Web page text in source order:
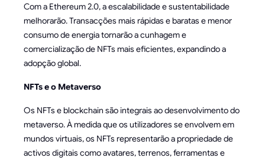
Com a Ethereum 2.0, a escalabilidade e sustentabilidade
melhorarão. Transacções mais rápidas e baratas e menor
consumo de energia tornarão a cunhagem e
comercialização de NFTs mais eficientes, expandindo a
adopção global.
NFTs e o Metaverso
Os NFTs e blockchain são integrais ao desenvolvimento do
metaverso. À medida que os utilizadores se envolvem em
mundos virtuais, os NFTs representarão a propriedade de
activos digitais como avatares, terrenos, ferramentas e